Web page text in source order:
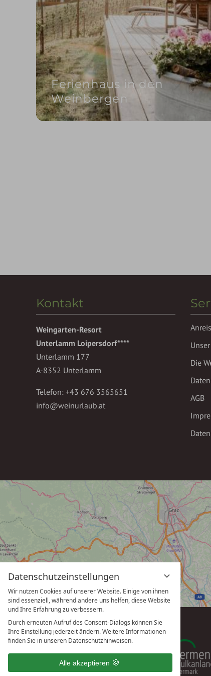
Datenschutzeinstellungen
Wir nutzen Cookies auf unserer Website. Einige von ihnen
sind essenziell, während andere uns helfen, diese Website
und Ihre Erfahrung zu verbessern.
Durch erneuten Aufruf des Consent-Dialogs können Sie
Ihre Einstellung jederzeit ändern. Weitere Informationen
finden Sie in unseren Datenschutzhinweisen.
Alle akzeptieren
Ferienhaus in den
Weinbergen
Kontakt
Weingarten-Resort
Unterlamm Loipersdorf****
Unterlamm 177
A-8352 Unterlamm
Telefon: +43 676 3565651
info@weinurlaub.at
Die
AGB